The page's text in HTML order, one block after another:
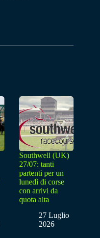
Southwell (UK)
27/07: tanti
partenti per un
lunedì di corse
con arrivi da
quota alta
27 Luglio
2026